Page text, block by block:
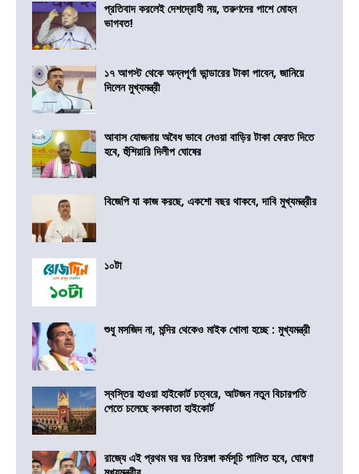
প্রতিবাদ করলেই দেশদ্রোহী নয়, তরুণদের পাশে মোহন
ভাগবত!
১৭ আগস্ট থেকে অন্নপূর্ণা ভান্ডারের টাকা পাবেন, জানিয়ে
দিলেন মুখ্যমন্ত্রী
আবাস যোজনায় অবৈধ ভাবে নেওয়া বাড়ির টাকা ফেরত দিতে
হবে, হুঁশিয়ারি দিলীপ ঘোষের
বিজেপি যা কাজ করছে, একশো বছর থাকবে, দাবি মুখ্যমন্ত্রীর
১০টা
শুধু মসজিদ না, মন্দির থেকেও মাইক খোলা হচ্ছে : মুখ্যমন্ত্রী
স্বস্তির হাওয়া হাইকোর্ট চত্বরে, আটজন নতুন বিচারপতি
পেতে চলেছে কলকাতা হাইকোর্ট
রাজ্যে এই প্রথম ঘর ঘর তিরঙ্গা কর্মসূচি পালিত হবে, ঘোষণা